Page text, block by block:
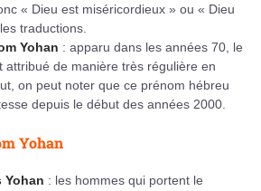
« Dieu est miséricordieux » ou « Dieu
traductions.
Yohan : apparu dans les années 70, le
attribué de manière très régulière en
on peut noter que ce prénom hébreu
depuis le début des années 2000.
Yohan
Yohan : les hommes qui portent le